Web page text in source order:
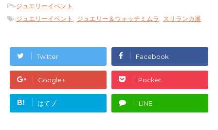
-ジュエリーイベント
-ジュエリーイベント , ジュエリー＆ウォッチミムラ , スリランカ展
Twitter Facebook
Google+ Pocket
B! はてブ LINE